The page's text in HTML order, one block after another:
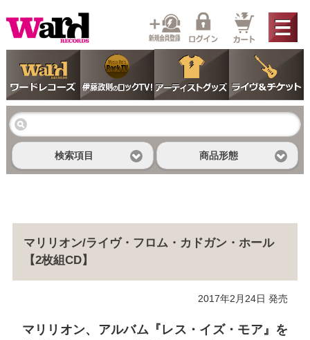
検索項目 商品形態
マリリオン/ライヴ・フロム・カドガン・ホール
【2枚組CD】
2017年2月24日 発売
マリリオン、アルバム『レス・イズ・モア』を